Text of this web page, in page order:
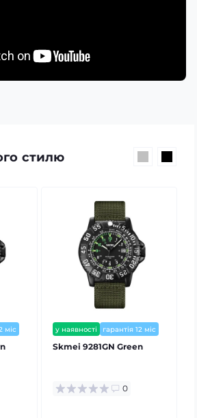
стилю
міс у наявності гарантія 12 міс
Skmei 9281GN Green
0